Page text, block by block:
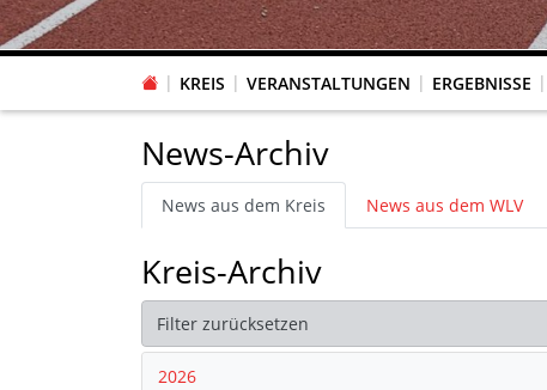
KREIS VERANSTALTUNGEN ERGEBNISSE
News-Archiv
News aus dem Kreis News aus dem WLV
Kreis-Archiv
Filter zurücksetzen
2026